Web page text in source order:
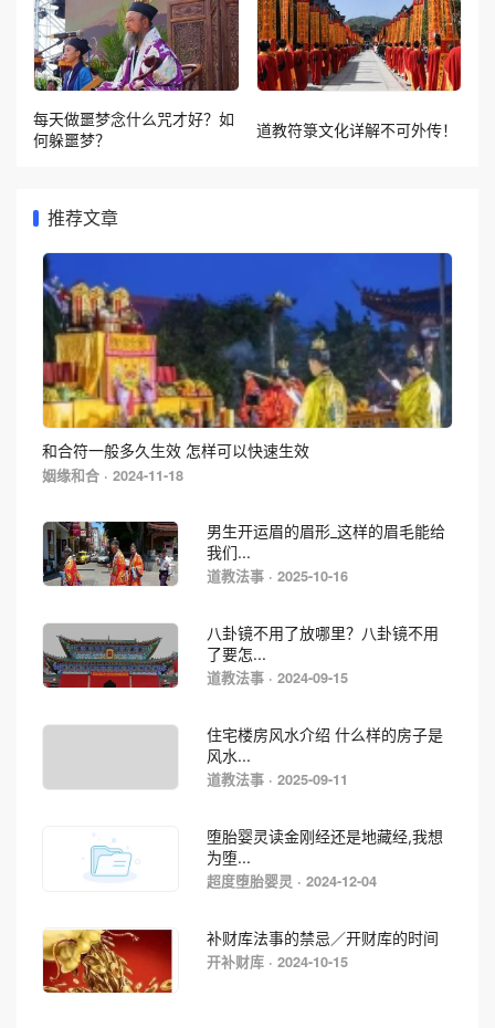
每天做噩梦念什么咒才好？如
何躲噩梦？
道教符箓文化详解不可外传！
推荐文章
和合符一般多久生效 怎样可以快速生效
姻缘和合 · 2024-11-18
男生开运眉的眉形_这样的眉毛能给
我们...
道教法事 · 2025-10-16
八卦镜不用了放哪里？八卦镜不用
了要怎...
道教法事 · 2024-09-15
住宅楼房风水介绍 什么样的房子是
风水...
道教法事 · 2025-09-11
堕胎婴灵读金刚经还是地藏经,我想
为堕...
超度堕胎婴灵 · 2024-12-04
补财库法事的禁忌／开财库的时间
开补财库 · 2024-10-15